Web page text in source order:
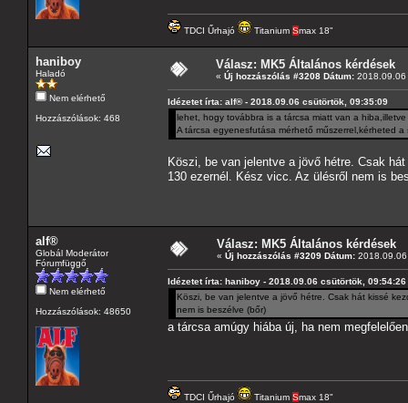
TDCI Űrhajó Titanium Smax 18"
haniboy
Haladó
Nem elérhető
Hozzászólások: 468
Válasz: MK5 Általános kérdések
« Új hozzászólás #3208 Dátum: 2018.09.06
Idézetet írta: alf® - 2018.09.06 csütörtök, 09:35:09
lehet, hogy továbbra is a tárcsa miatt van a
A tárcsa egyenesfutása mérhető műszerrel,kérheted
Köszi, be van jelentve a jövő hétre. Csak
130 ezernél. Kész vicc. Az ülésről nem is
alf®
Globál Moderátor
Fórumfüggő
Nem elérhető
Hozzászólások: 48650
Válasz: MK5 Általános kérdések
« Új hozzászólás #3209 Dátum:
Idézetet írta: haniboy - 2018.09.06 csütörtök, 09:54:26
Köszi, be van jelentve a jövő hétre. Csak hát kissé
nem is beszélve (bőr)
a tárcsa amúgy hiába új, ha nem
TDCI Űrhajó Titanium Smax 18"